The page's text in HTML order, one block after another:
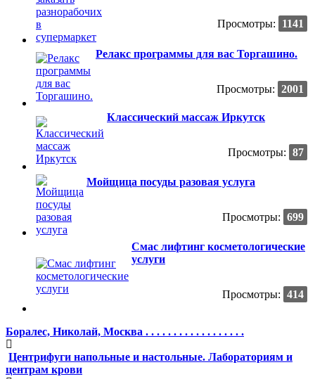
Просмотры: 1141
Релакс программы для вас Торгашино.
Просмотры: 2001
Классический массаж Иркутск
Просмотры: 87
Мойщица посуды разовая услуга
Просмотры: 699
Смас лифтинг косметологические
услуги
Просмотры: 414
Боралес, Николай, Москва . . . . . . . . . . . . . . . . . .
Центрифуги напольные и настольные. Лабораториям и
центрам крови